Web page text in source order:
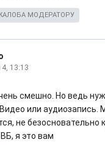
МОДЕРАТОРУ
13:13
смешно. Но ведь
или аудиозапись.
не безосновательно
я это вам